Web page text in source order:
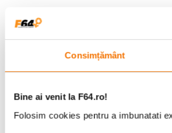
Consimțământ
Bine ai venit la F64.ro!
Folosim cookies pentru a imbunatati